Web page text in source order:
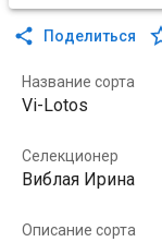
Поделиться
Название сорта
Vi-Lotos
Селекционер
Виблая Ирина
Описание сорта